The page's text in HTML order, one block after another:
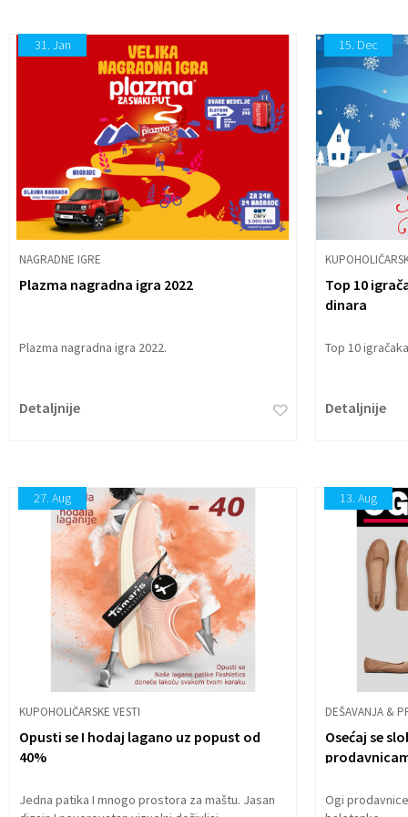
31. Jan
NAGRADNE IGRE
Plazma nagradna igra 2022
Plazma nagradna igra 2022.
Detaljnije
15. Dec
Top 10
dinara
Top 10
Detaljnije
27. Aug
KUPOHOLIČARSKE VESTI
Opusti se I hodaj lagano uz popust od
40%
Jedna patika I mnogo prostora za maštu. Jasan
13. Aug
DEŠAVANJA &
Osećaj se
Ogi